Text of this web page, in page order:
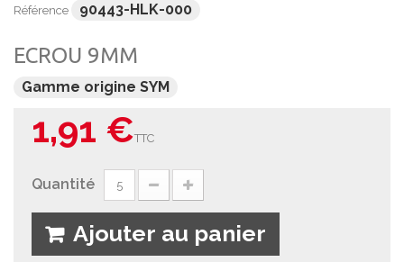
Référence 90443-HLK-000
ECROU 9MM
Gamme origine SYM
1,91 €TTC
Quantité
Ajouter au panier